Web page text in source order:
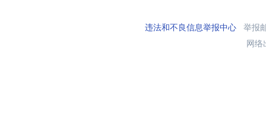
违法和不良信息举报中心举报
网